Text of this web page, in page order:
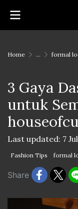
Home ... formal
3 Gaya
untuk
Last updated: 7
Fashion Tips formal
Share